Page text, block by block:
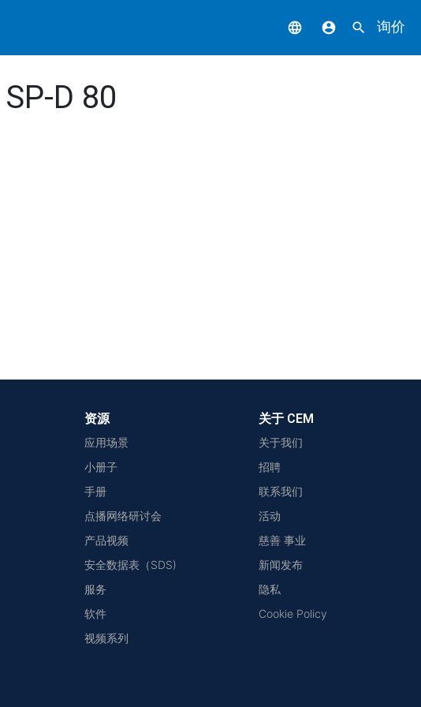
language account_circle search 询价
D 80
资源
应用场景
小册子
手册
点播网络研讨会
产品视频
安全数据表（SDS)
服务
软件
视频系列
关于 CEM
关于我们
招聘
联系我们
活动
慈善 事业
新闻发布
隐私
Cookie Policy